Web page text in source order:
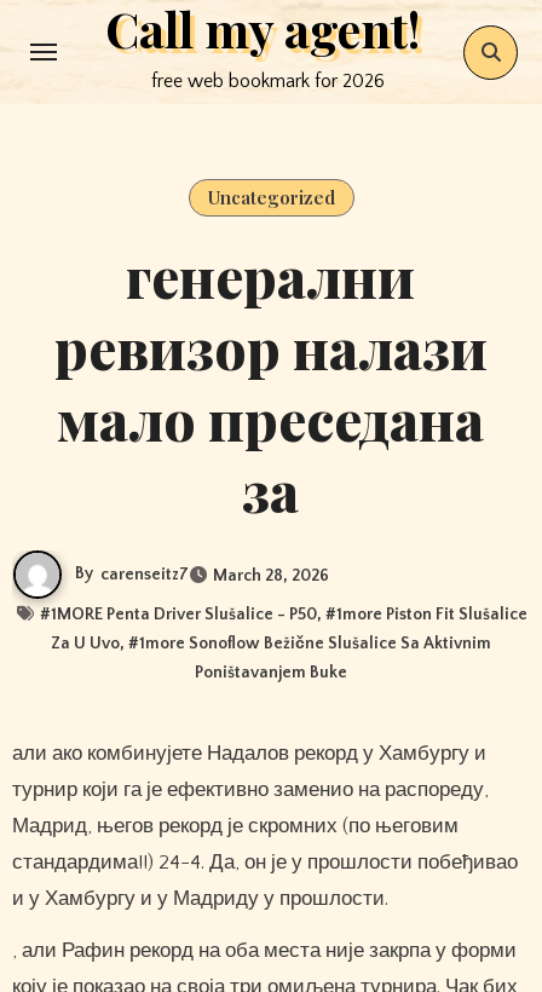
to
Call my agent!
free web bookmark for 2026
Uncategorized
генерални
ревизор налази
мало преседана
за
By carenseitz7 March 28, 2026
#1MORE Penta Driver Slušalice - P50, #1more Piston Fit Slušalice
Za U Uvo, #1more Sonoflow Bežične Slušalice Sa Aktivnim
Poništavanjem Buke
али ако комбинујете Надалов рекорд у Хамбургу и
турнир који га је ефективно заменио на распореду,
Мадрид, његов рекорд је скромних (по његовим
стандардима!!) 24-4. Да, он је у прошлости побеђивао
и у Хамбургу и у Мадриду у прошлости.
, али Рафин рекорд на оба места није закрпа у форми
коју је показао на своја три омиљена турнира. Чак бих